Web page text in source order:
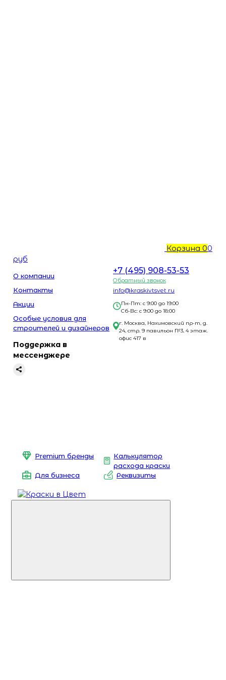
Корзина 00
руб
О компании
Контакты
Акции
Особые условия для
строителей и дизайнеров
Поддержка в
мессенджере
+7 (495) 908-53-53
Обратный звонок
info@kraskivtsvet.ru
Пн-Пт: с 9:00 до 19:00
Сб-Вс: с 9:00 до 18:00
г. Москва, Нахимовский пр-т, д.
24, стр. 9 павильон №3, 4 этаж.
офис 417 в
Premium бренды
Калькулятор
расхода краски
Для бизнеса
Реквизиты